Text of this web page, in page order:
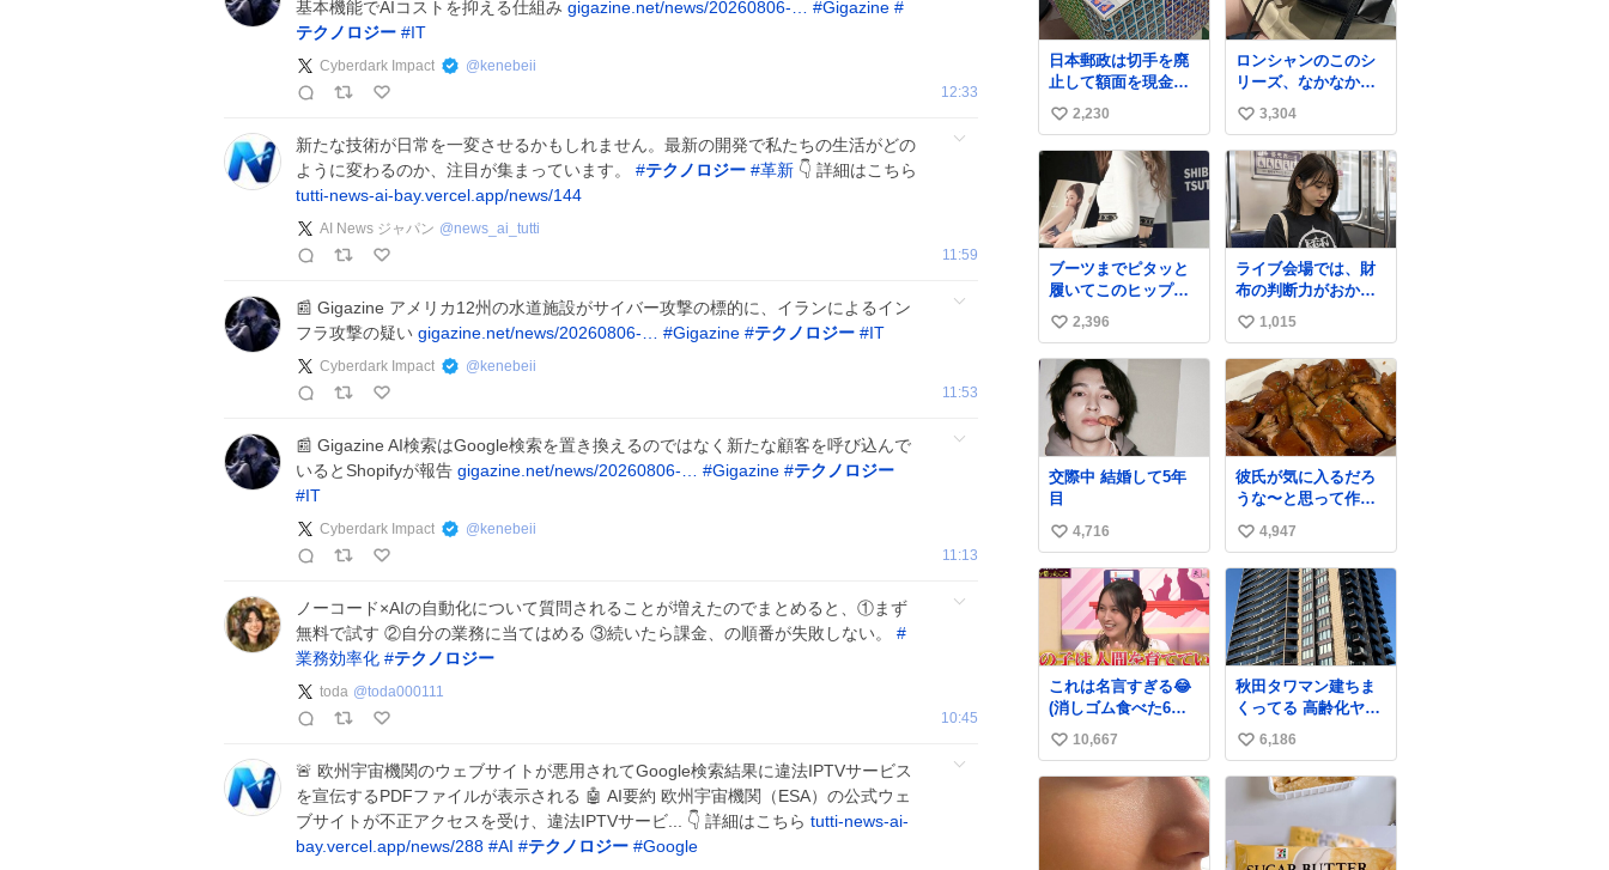
基本機能でAIコストを抑える仕組み gigazine.net/news/20260806-… #Gigazine #
テクノロジー #IT
Cyberdark Impact @ kenebeii
12:33
新たな技術が日常を一変させるかもしれません。最新の開発で私たちの生活がどの
ように変わるのか、注目が集まっています。 #テクノロジー #革新 👇 詳細はこちら
tutti-news-ai-bay.vercel.app/news/144
AI News ジャパン @news_ai_tutti
11:59
📰 Gigazine アメリカ12州の水道施設がサイバー攻撃の標的に、イランによるイン
フラ攻撃の疑い gigazine.net/news/20260806-… #Gigazine #テクノロジー #IT
Cyberdark Impact @ kenebeii
11:53
📰 Gigazine AI検索はGoogle検索を置き換えるのではなく新たな顧客を呼び込んで
いるとShopifyが報告 gigazine.net/news/20260806-… #Gigazine #テクノロジー
#IT
Cyberdark Impact @ kenebeii
11:13
ノーコード×AIの自動化について質問されることが増えたのでまとめると、①まず
無料で試す ②自分の業務に当てはめる ③続いたら課金、の順番が失敗しない。 #
業務効率化 #テクノロジー
toda @toda000111
10:45
🚨 欧州宇宙機関のウェブサイトが悪用されてGoogle検索結果に違法IPTVサービス
を宣伝するPDFファイルが表示される 🤖 AI要約 欧州宇宙機関（ESA）の公式ウェ
ブサイトが不正アクセスを受け、違法IPTVサービ... 👇 詳細はこちら tutti-news-ai-
bay.vercel.app/news/288 #AI #テクノロジー #Google
日本郵政は切手を廃
止して額面を現金で
払い戻せ2026 #日本
郵政
@JapanPostHD_PR
い
い
ね
数
2,230
ロンシャンのこのシ
リーズ、なかなか安
くならないのにセー
ル価格になってる🖤
✨レザーなのが反則
級にかわいい。持っ
てるだけでコーデが
格上げされる。
い
い
ね
数
3,304
ブーツまでピタッと
履いてこのヒップラ
イン…強すぎる。
い
い
ね
数
2,396
ライブ会場では、財
布の判断力がおかし
くなる。
い
い
ね
数
1,015
交際中 結婚して5年
目
い
い
ね
数
4,716
彼氏が気に入るだろ
うな〜と思って作っ
たら想像の何倍も美
味しい美味しい言っ
てくれて嬉しい
い
い
ね
数
4,947
これは名言すぎる😂
(消しゴム食べた6歳
の弟を思い出しなが
ら)
い
い
10,667
秋田タワマン建ちま
くってる 高齢化ヤバ
すぎて駅前にコンパ
クトシティつくって
高齢者を住ませる考
えらしい 病院も全部
い
い
ね
6,186